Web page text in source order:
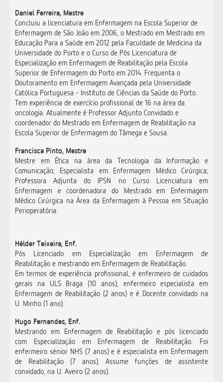
Daniel Ferreira, Mestre
Concluiu a licenciatura em Enfermagem na Escola Superior de
Enfermagem de São João em 2006, o Mestrado em Mestrado em
Educação Para a Saúde em 2012 pela Faculdade de Medicina da
Universidade do Porto e o Curso de Pós Licenciatura de
Especialização em Enfermagem de Reabilitação pela Escola
Superior de Enfermagem do Porto em 2014. Frequenta o
Doutoramento em Enfermagem Avançada pela Universidade
Católica Portuguesa - Instituto de Ciências da Saúde do Porto.
Tem experiência de exercício profissional de 16 na área da
oncologia. Atualmente é Professor Adjunto Convidado e
coordenador do Mestrado em Enfermagem de Reabilitação na
Escola Superior de Enfermagem do Tâmega e Sousa.
Francisca Pinto, Mestre
Mestre em Ética na área da Tecnologia da Informação e
Comunicação; Especialista em Enfermagem Médico Cirúrgica;
Professora Adjunta do IPSN no Curso Licenciatura em
Enfermagem e coordenadora do Mestrado em Enfermagem
Médico Cirúrgica na Área da Enfermagem à Pessoa em Situação
Perioperatória.
Hélder Teixeira, Enf.
Pós Licenciado em Especialização em Enfermagem de
Reabilitação e mestrando em Enfermagem de Reabilitação.
Em termos de experiência profissional, é enfermeiro de cuidados
gerais na ULS Braga (10 anos), enfermeiro especialista em
Enfermagem de Reabilitação (2 anos) e é Docente convidado na
U. Minho (1 ano).
Hugo Fernandes, Enf.
Mestrando em Enfermagem de Reabilitação e pós licenciado
com Especialização em Enfermagem de Reabilitação. Foi
enfermeiro sénior NHS (7 anos) e é especialista em Enfermagem
de Reabilitação (7 anos). Assume funções de assistente
convidado, na U. Aveiro (2 anos).